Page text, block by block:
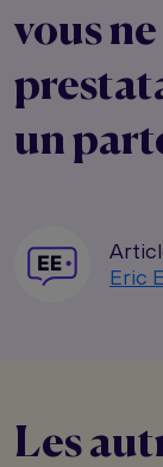
vous
un
Eric
Les